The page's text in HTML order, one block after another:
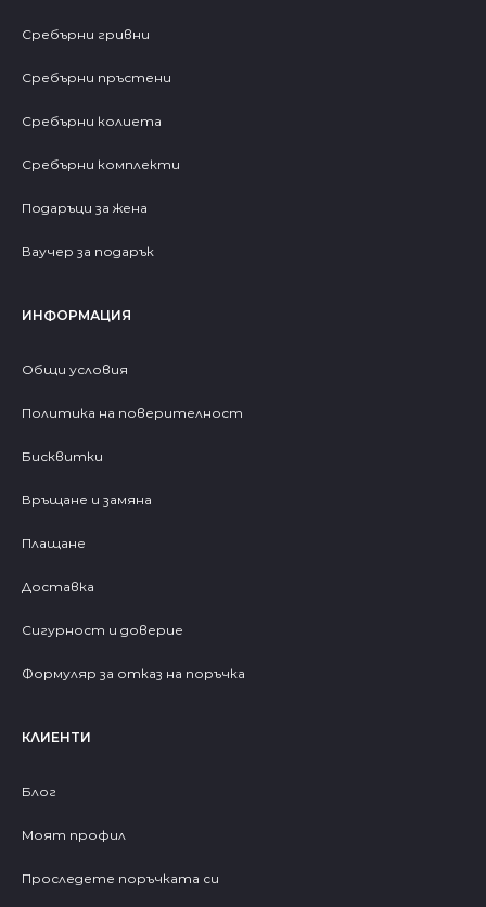
Сребърни гривни
Сребърни пръстени
Сребърни колиета
Сребърни комплекти
Подаръци за жена
Ваучер за подарък
ИНФОРМАЦИЯ
Общи условия
Политика на поверителност
Бисквитки
Връщане и замяна
Плащане
Доставка
Сигурност и доверие
Формуляр за отказ на поръчка
КЛИЕНТИ
Блог
Моят профил
Проследете поръчката си